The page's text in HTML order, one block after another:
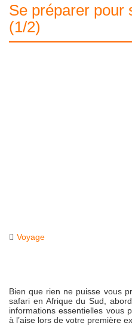
Se préparer pour
(1/2)
Voyage
Bien que rien ne puisse vous
safari en Afrique du Sud,
informations essentielles vous
à l’aise lors de votre première